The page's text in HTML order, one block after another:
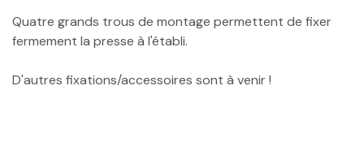
Quatre grands trous de montage permettent de fixer
fermement la presse à l'établi.
D'autres fixations/accessoires sont à venir !